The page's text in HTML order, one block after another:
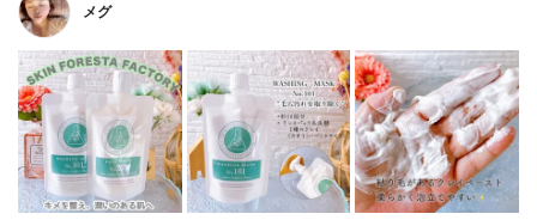
メグ